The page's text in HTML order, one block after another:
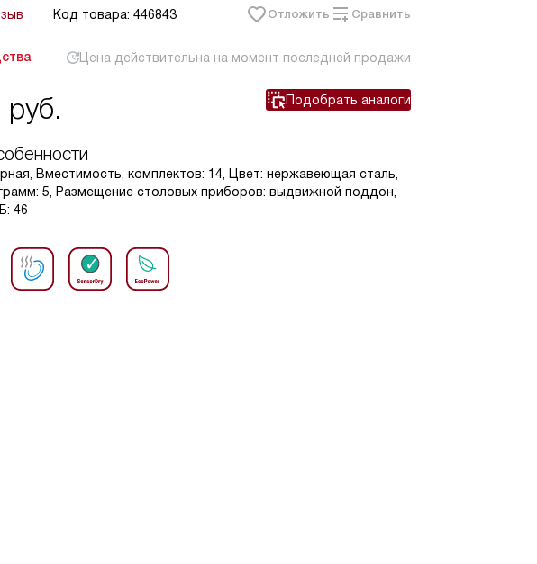
Код товара: 446843 Отложить Сравнить
Цена действительна на момент последней продажи
руб. Подобрать аналоги
Вместимость, комплектов: 14, Цвет: нержавеющая сталь,
5, Размещение столовых приборов: выдвижной поддон,
46